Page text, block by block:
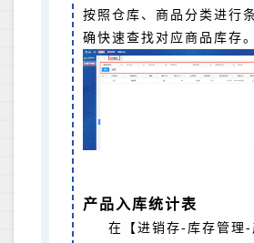
按照仓库、商品分类进行
确快速查找对应商品库存。
产品入库统计表
在【进销存-库存管理-